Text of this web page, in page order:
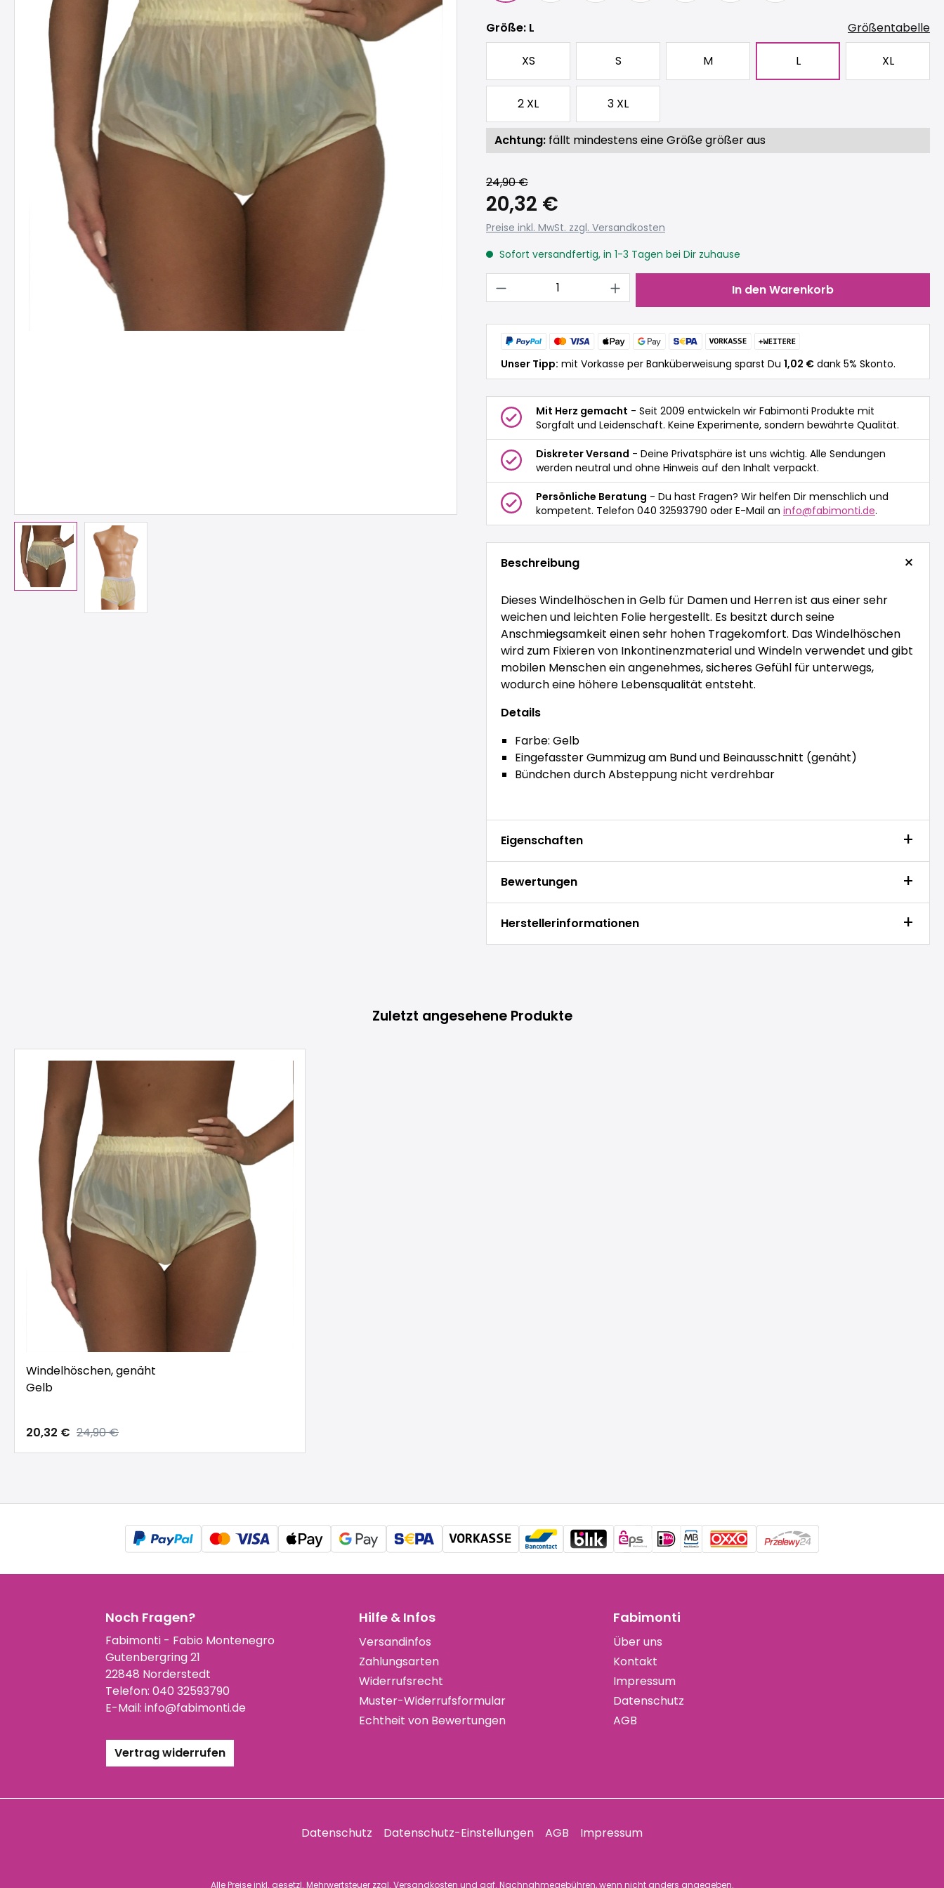
Größeauswählen
: L Größentabelle
XS S M L XL
2 XL 3 XL
Achtung: fällt mindestens eine Größe größer aus
24,90 €
20,32 €
Preise inkl. MwSt. zzgl. Versandkosten
Sofort versandfertig, in 1-3 Tagen bei Dir zuhause
Produkt Anzahl: Gib den gewünschten Wert ein oder
In den Warenkorb
Unser Tipp: mit Vorkasse per Banküberweisung sparst Du 1,02 € dank 5% Skonto.
Mit Herz gemacht - Seit 2009 entwickeln wir Fabimonti Produkte mit
Sorgfalt und Leidenschaft. Keine Experimente, sondern bewährte Qualität.
Diskreter Versand - Deine Privatsphäre ist uns wichtig. Alle Sendungen
werden neutral und ohne Hinweis auf den Inhalt verpackt.
Persönliche Beratung - Du hast Fragen? Wir helfen Dir menschlich und
kompetent. Telefon 040 32593790 oder E-Mail an info@fabimonti.de.
Beschreibung
Dieses Windelhöschen in Gelb für Damen und Herren ist aus einer sehr
weichen und leichten Folie hergestellt. Es besitzt durch seine
Anschmiegsamkeit einen sehr hohen Tragekomfort. Das Windelhöschen
wird zum Fixieren von Inkontinenzmaterial und Windeln verwendet und gibt
mobilen Menschen ein angenehmes, sicheres Gefühl für unterwegs,
wodurch eine höhere Lebensqualität entsteht.
Details
Farbe: Gelb
Eingefasster Gummizug am Bund und Beinausschnitt (genäht)
Bündchen durch Absteppung nicht verdrehbar
Eigenschaften
Bewertungen
Herstellerinformationen
Zuletzt angesehene Produkte
Windelhöschen, genäht
Gelb
20,32 € 24,90 €
Noch Fragen?
Fabimonti - Fabio Montenegro
Gutenbergring 21
22848 Norderstedt
Telefon:040 32593790
E-Mail:info@fabimonti.de
Vertrag widerrufen
Hilfe & Infos
Versandinfos
Zahlungsarten
Widerrufsrecht
Muster-Widerrufsformular
Echtheit von Bewertungen
Fabimonti
Über uns
Kontakt
Impressum
Datenschutz
AGB
Datenschutz Datenschutz-Einstellungen AGB Impressum
Alle Preise inkl. gesetzl. Mehrwertsteuer zzgl. Versandkosten und ggf. Nachnahmegebühren, wenn nicht anders angegeben.